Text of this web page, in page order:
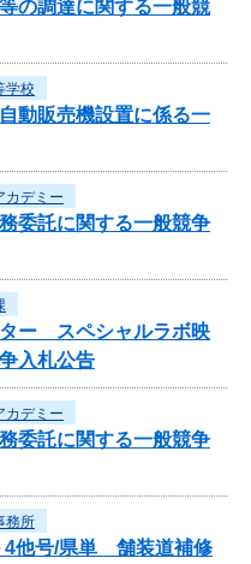
の調達に関する一般競
学校
動販売機設置に係る一
カデミー
委託に関する一般競争
ー スペシャルラボ映
入札公告
カデミー
委託に関する一般競争
務所
4他号/県単 舗装道補修